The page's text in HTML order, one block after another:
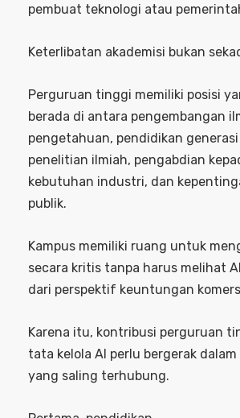
pembuat teknologi atau
Keterlibatan akademisi bukan
Perguruan tinggi memiliki posisi
berada di antara pengembangan
pengetahuan, pendidikan
penelitian ilmiah, pengabdian
kebutuhan industri, dan
publik.
Kampus memiliki ruang untuk
secara kritis tanpa harus melihat
dari perspektif keuntungan
Karena itu, kontribusi perguruan
tata kelola AI perlu bergerak dalam
yang saling terhubung.